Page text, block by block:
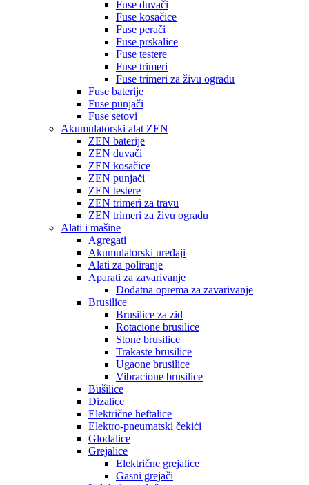
Fuse duvači
Fuse kosačice
Fuse perači
Fuse prskalice
Fuse testere
Fuse trimeri
Fuse trimeri za živu ogradu
Fuse baterije
Fuse punjači
Fuse setovi
Akumulatorski alat ZEN
ZEN baterije
ZEN duvači
ZEN kosačice
ZEN punjači
ZEN testere
ZEN trimeri za travu
ZEN trimeri za živu ogradu
Alati i mašine
Agregati
Akumulatorski uređaji
Alati za poliranje
Aparati za zavarivanje
Dodatna oprema za zavarivanje
Brusilice
Brusilice za zid
Rotacione brusilice
Stone brusilice
Trakaste brusilice
Ugaone brusilice
Vibracione brusilice
Bušilice
Dizalice
Električne heftalice
Elektro-pneumatski čekići
Glodalice
Grejalice
Električne grejalice
Gasni grejači